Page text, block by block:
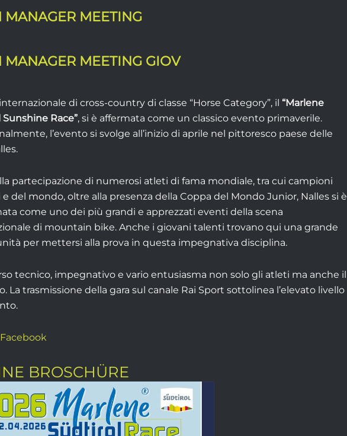
MANAGER MEETING
MANAGER MEETING GIOV
di cross-country di classe “Horse Category”, il “Marlene
Race”, si è affermata come un classico evento primaverile.
l’evento si svolge all’inizio di aprile nel pittoresco paese delle
partecipazione di numerosi atleti di fama mondiale, tra cui campioni
del mondo, oltre alla presenza della Coppa del Mondo Junior, Nalles si è
come uno dei più grandi e apprezzati eventi della scena
di mountain bike. Anche i giovani talenti trovano qui una grande
per mettersi alla prova in questa impegnativa disciplina.
tecnico, impegnativo e vario entusiasma non solo gli atleti ma anche il
La trasmissione della gara sul canale Rai Sport sottolinea l’elevato livello
BROSCHÜRE